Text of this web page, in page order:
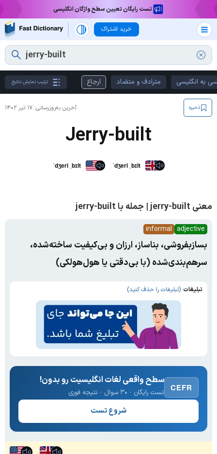
تست رایگان تعیین سطح واژگان انگلیسی
خرید اشتراک
به انگلیسی مترادف و متضاد ارجاع ترتیب نمایش نتایج
آخرین به‌روزرسانی: ۱۷ تیر ۱۴۰۲ ذخیره
Jerry-built
ˈdʒeri ˌbɪlt ˈdʒeri ˌbɪlt
معنی jerry-built | جمله با jerry-built
adjective
informal
بسازبفروشی، بناساز، ارزان و بی‌کیفیت ساخته‌شده،
سرهم‌بندی‌شده (با بی‌دقتی یا هول‌هولکی)
تبلیغات (تبلیغات را حذف کنید)
CEFR
سطح واقعی لغات انگلیسیت رو بدون!
تست رایگان · ۳۰ سوال · نتیجه فوری
شروع تست